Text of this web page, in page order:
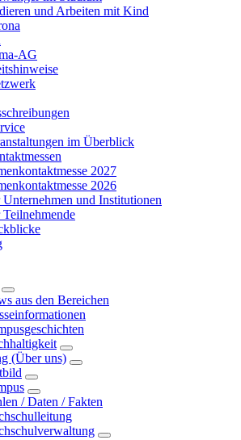
und Arbeiten mit Kind
AG
im Überblick
2027
2026
Unternehmen und Institutionen
Teilnehmende
aus den Bereichen
(Über uns)
/ Daten / Fakten